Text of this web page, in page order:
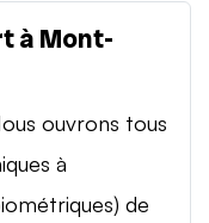
à Mont-
ouvrons tous
à
de